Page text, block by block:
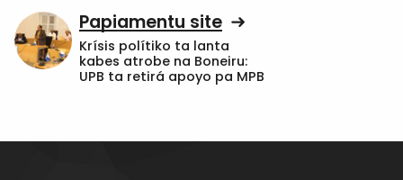
Papiamentu site
Krísis polítiko ta lanta
kabes atrobe na Boneiru:
UPB ta retirá apoyo pa MPB